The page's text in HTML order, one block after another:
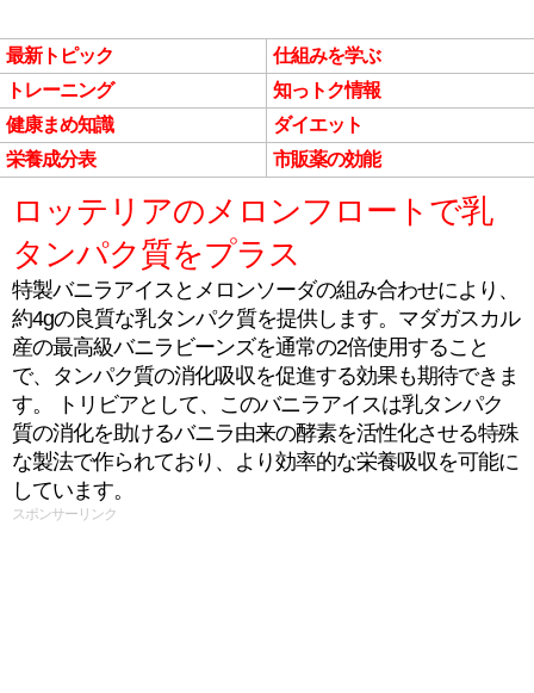
最新トピック
仕組みを学ぶ
トレーニング
知っトク情報
健康まめ知識
ダイエット
栄養成分表
市販薬の効能
ロッテリアのメロンフロートで乳
タンパク質をプラス
特製バニラアイスとメロンソーダの組み合わせにより、
約4gの良質な乳タンパク質を提供します。マダガスカル
産の最高級バニラビーンズを通常の2倍使用すること
で、タンパク質の消化吸収を促進する効果も期待できま
す。 トリビアとして、このバニラアイスは乳タンパク
質の消化を助けるバニラ由来の酵素を活性化させる特殊
な製法で作られており、より効率的な栄養吸収を可能に
しています。
スポンサーリンク